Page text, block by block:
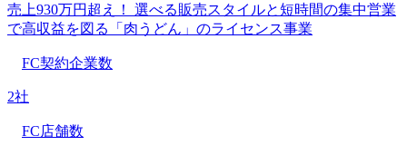
売上930万円超え！ 選べる販売スタイルと短時間の集中営業
で高収益を図る「肉うどん」のライセンス事業
FC契約企業数
2社
FC店舗数